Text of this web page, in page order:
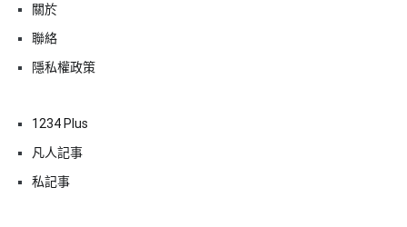
關於
聯絡
隱私權政策
1234 Plus
凡人記事
私記事